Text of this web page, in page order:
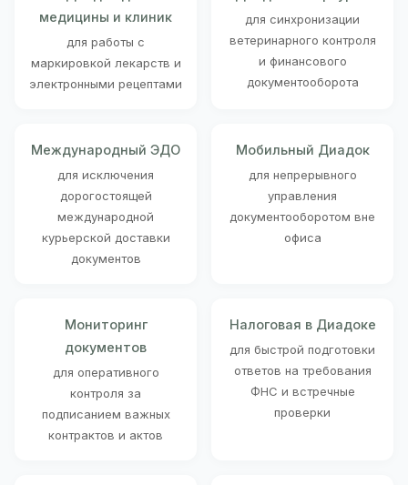
медицины и клиник
для работы с
маркировкой лекарств и
электронными рецептами
для синхронизации
ветеринарного контроля
и финансового
документооборота
Международный ЭДО
для исключения
дорогостоящей
международной
курьерской доставки
документов
Мобильный Диадок
для непрерывного
управления
документооборотом вне
офиса
Мониторинг
документов
для оперативного
контроля за
подписанием важных
контрактов и актов
Налоговая в Диадоке
для быстрой подготовки
ответов на требования
ФНС и встречные
проверки